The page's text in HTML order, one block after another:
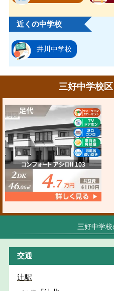
近くの中学校
井川中学校
三好中学校区
三好中学
交通
辻駅